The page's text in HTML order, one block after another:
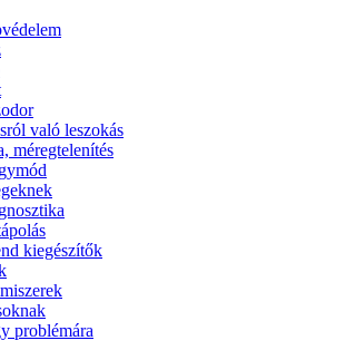
való leszokás
méregtelenítés
kiegészítők
problémára